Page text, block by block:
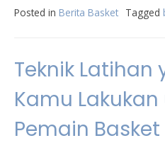
Posted in Berita Basket Tagged
Teknik Latihan
Kamu
Pemain